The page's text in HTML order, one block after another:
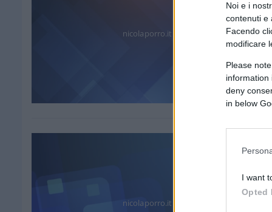
Noi e i
contenuti e
Facendo
modificare
Please
information
deny
in below
I want
Opted
nicolaporro.it
nicolaporro.it